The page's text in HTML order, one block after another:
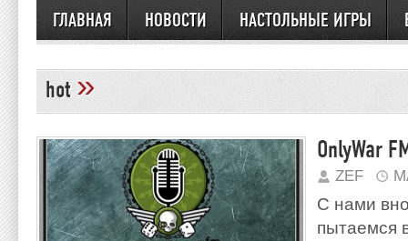
ГЛАВНАЯ НОВОСТИ НАСТОЛЬНЫЕ ИГРЫ
hot »
OnlyWar
ZEF
С нами
пытаемся